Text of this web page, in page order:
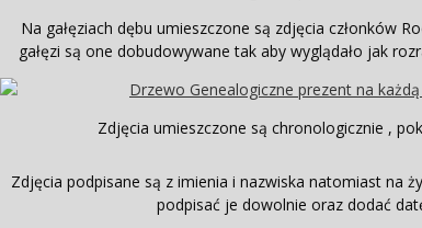
Na gałęziach dębu umieszczone są zdjęcia członków
gałęzi są one dobudowywane tak aby wyglądało jak
Zdjęcia umieszczone są chronologicznie ,
Zdjęcia podpisane są z imienia i nazwiska natomiast na
podpisać je dowolnie oraz dodać